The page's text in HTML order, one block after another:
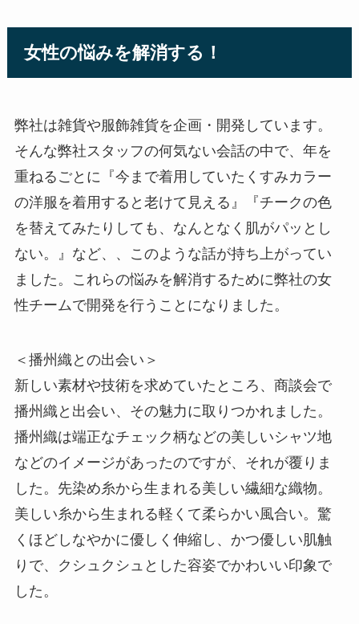
女性の悩みを解消する！
弊社は雑貨や服飾雑貨を企画・開発しています。
そんな弊社スタッフの何気ない会話の中で、年を
重ねるごとに『今まで着用していたくすみカラー
の洋服を着用すると老けて見える』『チークの色
を替えてみたりしても、なんとなく肌がパッとし
ない。』など、、このような話が持ち上がってい
ました。これらの悩みを解消するために弊社の女
性チームで開発を行うことになりました。
＜播州織との出会い＞
新しい素材や技術を求めていたところ、商談会で
播州織と出会い、その魅力に取りつかれました。
播州織は端正なチェック柄などの美しいシャツ地
などのイメージがあったのですが、それが覆りま
した。先染め糸から生まれる美しい繊細な織物。
美しい糸から生まれる軽くて柔らかい風合い。驚
くほどしなやかに優しく伸縮し、かつ優しい肌触
りで、クシュクシュとした容姿でかわいい印象で
した。